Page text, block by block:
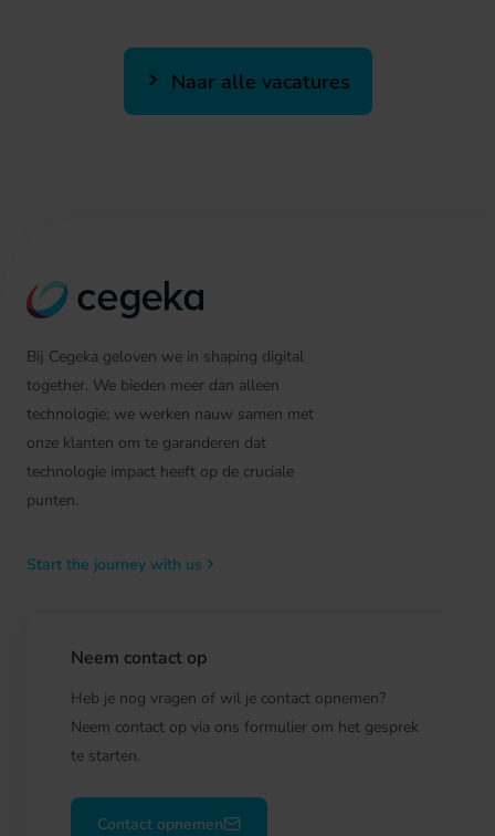
Naar alle vacatures
Bij Cegeka geloven we in shaping digital
together. We bieden meer dan alleen
technologie; we werken nauw samen met
onze klanten om te garanderen dat
technologie impact heeft op de cruciale
punten.
Start the journey with us
Neem contact op
Heb je nog vragen of wil je contact opnemen?
Neem contact op via ons formulier om het gesprek
te starten.
Contact opnemen